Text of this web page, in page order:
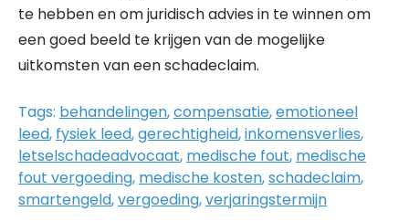
te hebben en om juridisch advies in te winnen om
een goed beeld te krijgen van de mogelijke
uitkomsten van een schadeclaim.
Tags: behandelingen,compensatie,emotioneel
leed, fysiek leed,gerechtigheid,inkomensverlies,
letselschadeadvocaat, medische fout, medische
fout vergoeding, medische kosten,schadeclaim,
smartengeld,vergoeding,verjaringstermijn